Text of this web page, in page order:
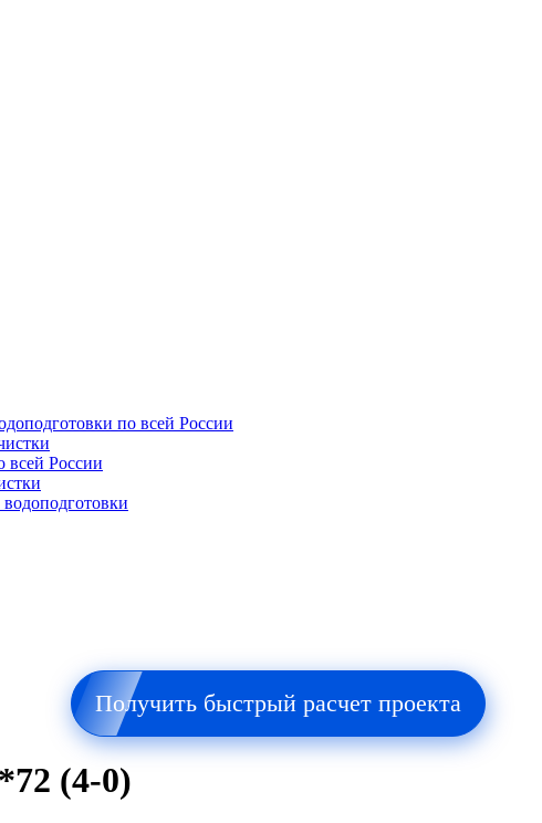
по всей России
всей России
Получить быстрый расчет проекта
(4-0)